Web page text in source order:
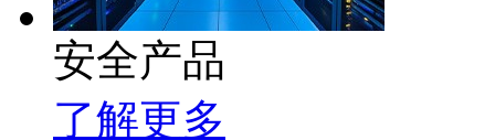
安全产品
了解更多